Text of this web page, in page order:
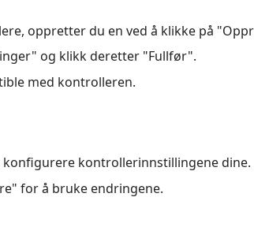
oppretter du en ved å klikke på
og klikk deretter "Fullfør".
med kontrolleren.
kontrollerinnstillingene dine.
for å bruke endringene.